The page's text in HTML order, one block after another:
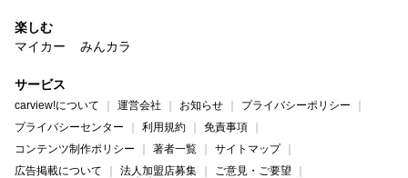
楽しむ
マイカー
みんカラ
サービス
carview!について 運営会社 お知らせ
プライバシーポリシー
プライバシーセンター
利用規約
免責事項
コンテンツ制作ポリシー
著者一覧
サイトマップ
広告掲載について
法人加盟店募集
ご意見・ご要望